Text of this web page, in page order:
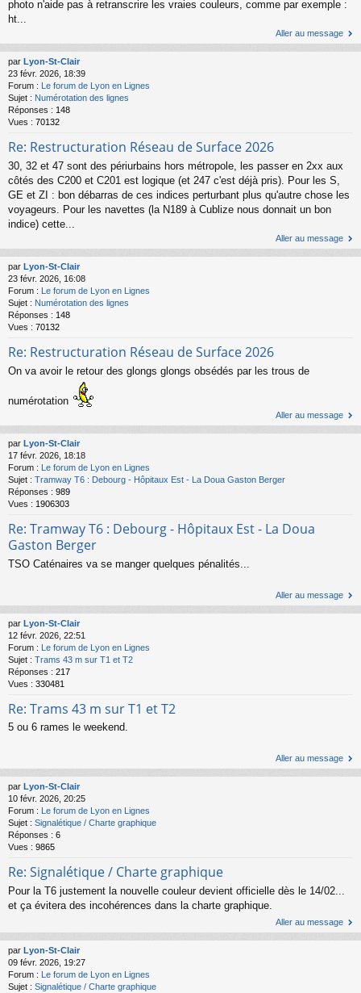
photo n'aide pas à retranscrire les vraies couleurs, comme par exemple :
ht...
Aller au message
par Lyon-St-Clair
23 févr. 2026, 18:39
Forum :
Le forum de Lyon en Lignes
Sujet : Numérotation des lignes
Réponses : 148
Vues : 70132
Re: Restructuration Réseau de Surface 2026
30, 32 et 47 sont des périurbains hors métropole, les passer en 2xx aux
côtés des C200 et C201 est logique (et 247 c'est déjà pris). Pour les S,
GE et ZI : bon débarras de ces indices perturbant plus qu'autre chose les
voyageurs. Pour les navettes (la N189 à Cublize nous donnait un bon
indice) cette...
Aller au message
par Lyon-St-Clair
23 févr. 2026, 16:08
Forum : Le forum de Lyon en Lignes
Sujet : Numérotation des lignes
Réponses : 148
Vues : 70132
Re: Restructuration Réseau de Surface 2026
On va avoir le retour des glongs glongs obsédés par les trous de
numérotation
Aller au message
par Lyon-St-Clair
17 févr. 2026, 18:18
Forum : Le forum de Lyon en Lignes
Sujet : Tramway T6 : Debourg - Hôpitaux Est - La Doua Gaston Berger
Réponses : 989
Vues : 1906303
Re: Tramway T6 : Debourg - Hôpitaux Est - La Doua
Gaston Berger
TSO Caténaires va se manger quelques pénalités...
Aller au message
par Lyon-St-Clair
12 févr. 2026, 22:51
Forum : Le forum de Lyon en Lignes
Sujet : Trams 43 m sur T1 et T2
Réponses : 217
Vues : 330481
Re: Trams 43 m sur T1 et T2
5 ou 6 rames le weekend.
Aller au message
par Lyon-St-Clair
10 févr. 2026, 20:25
Forum : Le forum de Lyon en Lignes
Sujet : Signalétique / Charte graphique
Réponses : 6
Vues : 9865
Re: Signalétique / Charte graphique
Pour la T6 justement la nouvelle couleur devient officielle dès le 14/02...
et ça évitera des incohérences dans la charte graphique.
Aller au message
par Lyon-St-Clair
09 févr. 2026, 19:27
Forum :
Le forum de Lyon en Lignes
Sujet : Signalétique / Charte graphique